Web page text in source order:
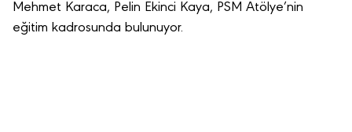
Mehmet Karaca, Pelin Ekinci Kaya, PSM Atölye’nin
eğitim kadrosunda bulunuyor.